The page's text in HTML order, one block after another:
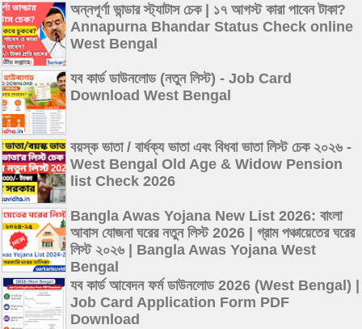
অন্নপূর্ণা ভান্ডার স্ট্যাটাস চেক | ১৭ আগস্ট কারা পাবেন টাকা?
Annapurna Bhandar Status Check online
West Bengal
যব কার্ড ডাউনলোড (নতুন লিস্ট) - Job Card
Download West Bengal
বয়স্ক ভাতা / বার্ধক্য ভাতা এবং বিধবা ভাতা লিস্ট চেক ২০২৬ -
West Bengal Old Age & Widow Pension
list Check 2026
Bangla Awas Yojana New List 2026: বাংলা
আবাস যোজনা ঘরের নতুন লিস্ট 2026 | গ্রাম পঞ্চায়েতের ঘরের
লিস্ট ২০২৬ | Bangla Awas Yojana West
Bengal
যব কার্ড আবেদন ফর্ম ডাউনলোড 2026 (West Bengal) |
Job Card Application Form PDF
Download